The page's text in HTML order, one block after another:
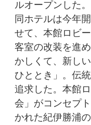
ルオープンした。
同ホテルは今年
せて、本館ロビ
客室の改装を進
かしくて、新し
ひととき」。伝
追求した。本館
会」がコンセプ
かれた紀伊勝浦